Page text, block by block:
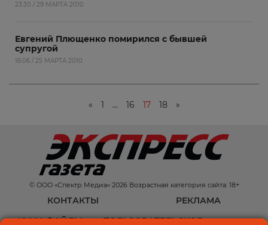
23:30 / 29 МАРТА 2010
Евгений Плющенко помирился с бывшей
супругой
16:06 / 25 МАРТА 2010
« 1 … 16 17 18 »
© ООО «Спектр Медиа» 2026 Возрастная категория сайта: 18+
КОНТАКТЫ
РЕКЛАМА
КУКИ-ФАЙЛЫ
ПОЛЬЗОВАТЕЛЬСКОЕ